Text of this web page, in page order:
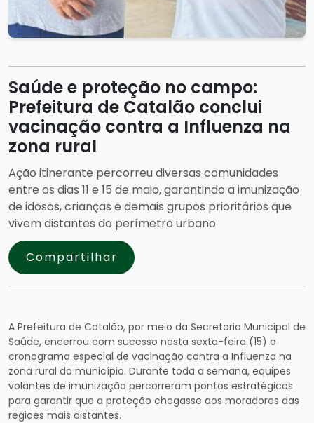
Saúde e proteção no campo:
Prefeitura de Catalão conclui
vacinação contra a Influenza na
zona rural
Ação itinerante percorreu diversas comunidades
entre os dias 11 e 15 de maio, garantindo a imunização
de idosos, crianças e demais grupos prioritários que
vivem distantes do perímetro urbano
Compartilhar
A Prefeitura de Catalão, por meio da Secretaria Municipal de
Saúde, encerrou com sucesso nesta sexta-feira (15) o
cronograma especial de vacinação contra a Influenza na
zona rural do município. Durante toda a semana, equipes
volantes de imunização percorreram pontos estratégicos
para garantir que a proteção chegasse aos moradores das
regiões mais distantes.